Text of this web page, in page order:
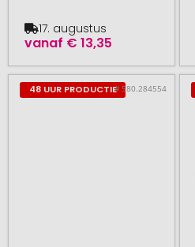
vanaf € 13,35
17. augustus
48 UUR PRODUCTIE# 580.284554